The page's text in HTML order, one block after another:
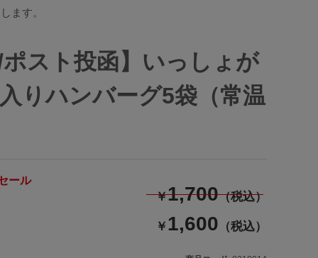
ます。
スト投函】いっしょが
りハンバーグ5袋（常温
ール
￥1,700（税込）
￥ 1,600 （税込）